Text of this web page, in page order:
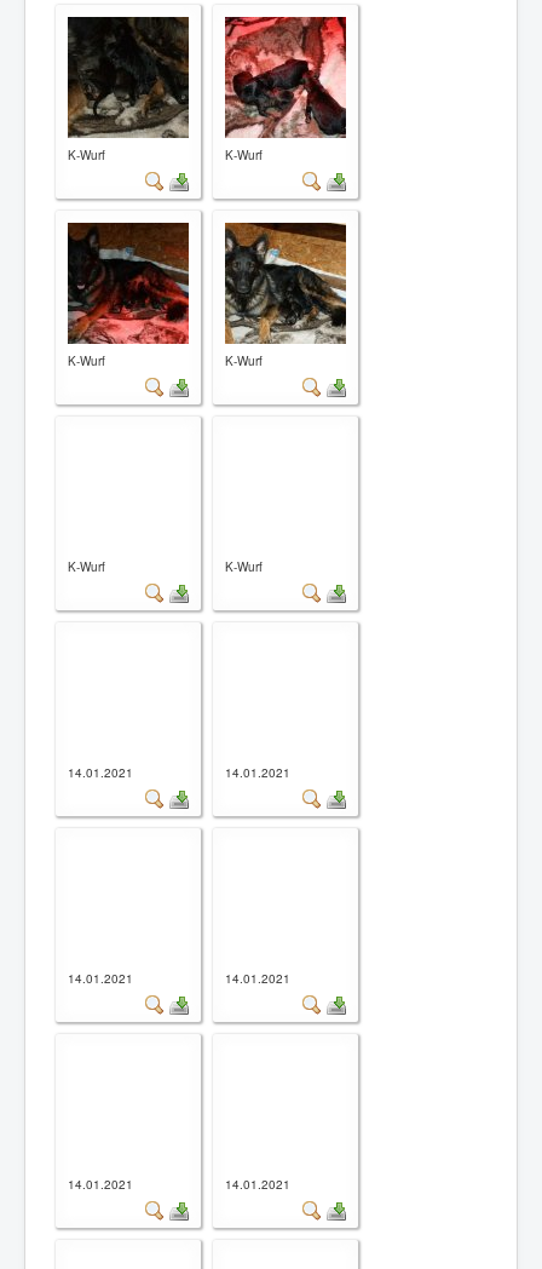
Kontakt
Impressum
K-Wurf K-Wurf
K-Wurf K-Wurf
K-Wurf K-Wurf
14.01.2021 14.01.2021
14.01.2021 14.01.2021
14.01.2021 14.01.2021